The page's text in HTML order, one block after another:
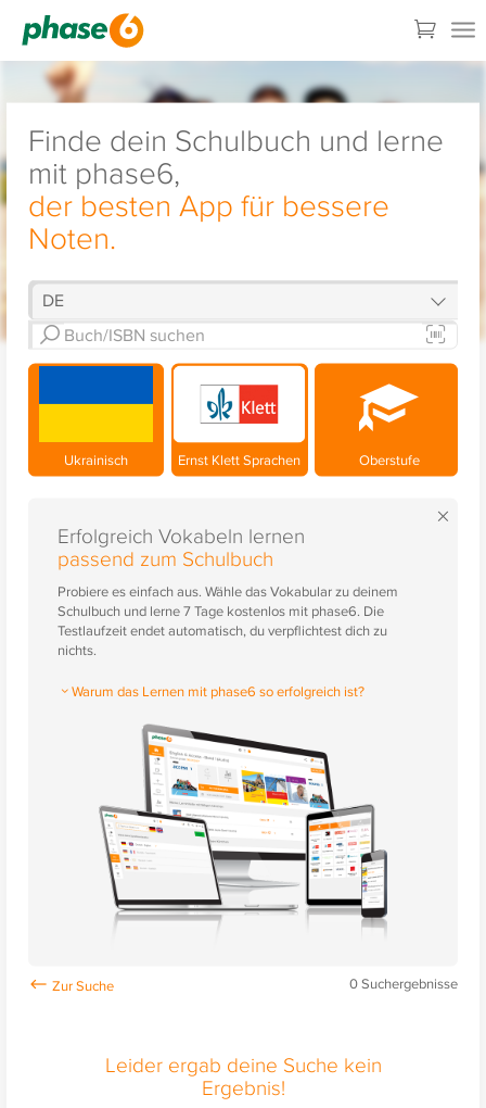
Finde dein Schulbuch und lerne
mit phase6,
der besten App für bessere
Noten.
Ukrainisch Ernst Klett Sprachen Oberstufe
×
Erfolgreich Vokabeln lernen
passend zum Schulbuch
Probiere es einfach aus. Wähle das Vokabular zu deinem
Schulbuch und lerne 7 Tage kostenlos mit phase6. Die
Testlaufzeit endet automatisch, du verpflichtest dich zu
nichts.
Warum das Lernen mit phase6 so erfolgreich ist?
0Suchergebnisse
Leider ergab deine Suche kein
Ergebnis!